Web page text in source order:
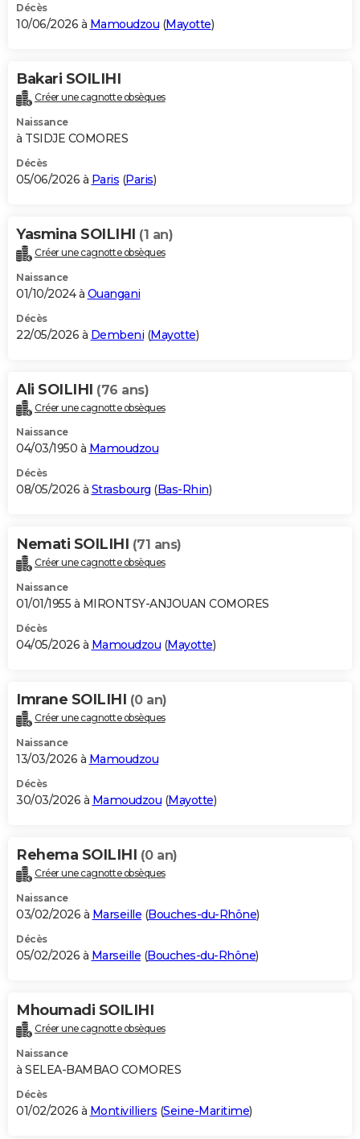
S'inscrire
Se connecter
Lycées
Collèges
Primaires
Universités
Entreprises
Service militaire
Avis de recherche
AVIS DE DÉCÈS
Bricolage
Lifestyle
Culture
Sport
Auto
Television
Voyage
Cinema
Décès
10/06/2026 à Mamoudzou (Mayotte)
Bakari SOILIHI
Créer une cagnotte obsèques
Naissance
à TSIDJE COMORES
Décès
05/06/2026 à Paris (Paris)
Yasmina SOILIHI (1 an)
Créer une cagnotte obsèques
Naissance
01/10/2024 à Ouangani
Décès
22/05/2026 à Dembeni (Mayotte)
Ali SOILIHI (76 ans)
Créer une cagnotte obsèques
Naissance
04/03/1950 à Mamoudzou
Décès
08/05/2026 à Strasbourg (Bas-Rhin)
Nemati SOILIHI (71 ans)
Créer une cagnotte obsèques
Naissance
01/01/1955 à MIRONTSY-ANJOUAN COMORES
Décès
04/05/2026 à Mamoudzou (Mayotte)
Imrane SOILIHI (0 an)
Créer une cagnotte obsèques
Naissance
13/03/2026 à Mamoudzou
Décès
30/03/2026 à Mamoudzou (Mayotte)
Rehema SOILIHI (0 an)
Créer une cagnotte obsèques
Naissance
03/02/2026 à Marseille (Bouches-du-Rhône)
Décès
05/02/2026 à Marseille (Bouches-du-Rhône)
Mhoumadi SOILIHI
Créer une cagnotte obsèques
Naissance
à SELEA-BAMBAO COMORES
Décès
01/02/2026 à Montivilliers (Seine-Maritime)